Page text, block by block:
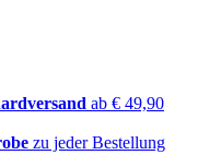
ab € 49,90
zu jeder Bestellung